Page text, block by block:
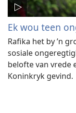
Ek wou teen
Rafika het by ’n
sosiale
belofte van vrede
Koninkryk gevind.